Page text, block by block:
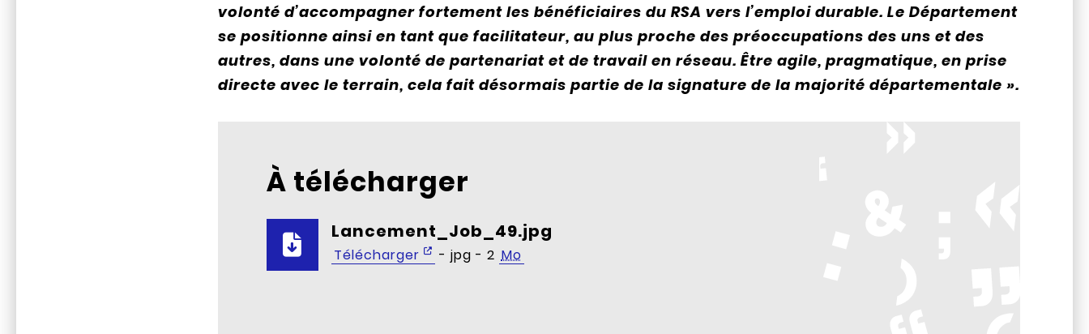
volonté d’accompagner fortement les bénéficiaires du RSA vers l’emploi durable. Le Département
se positionne ainsi en tant que facilitateur, au plus proche des préoccupations des uns et des
autres, dans une volonté de partenariat et de travail en réseau. Être agile, pragmatique, en prise
directe avec le terrain, cela fait désormais partie de la signature de la majorité départementale ».
À télécharger
Lancement_Job_49.jpg
Télécharger - jpg - 2 Mo